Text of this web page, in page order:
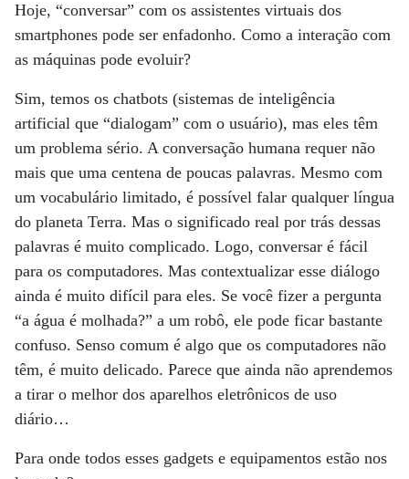
Hoje, “conversar” com os assistentes virtuais dos
smartphones pode ser enfadonho. Como a interação com
as máquinas pode evoluir?
Sim, temos os chatbots (sistemas de inteligência
artificial que “dialogam” com o usuário), mas eles têm
um problema sério. A conversação humana requer não
mais que uma centena de poucas palavras. Mesmo com
um vocabulário limitado, é possível falar qualquer língua
do planeta Terra. Mas o significado real por trás dessas
palavras é muito complicado. Logo, conversar é fácil
para os computadores. Mas contextualizar esse diálogo
ainda é muito difícil para eles. Se você fizer a pergunta
“a água é molhada?” a um robô, ele pode ficar bastante
confuso. Senso comum é algo que os computadores não
têm, é muito delicado. Parece que ainda não aprendemos
a tirar o melhor dos aparelhos eletrônicos de uso
diário…
Para onde todos esses gadgets e equipamentos estão nos